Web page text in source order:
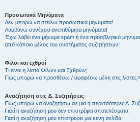
Προσωπικά Μηνύματα
Δεν μπορώ να στείλω προσωπικά μηνύματα!
Λαμβάνω συνέχεια ανεπιθύμητα μηνύματα!
Έχω λάβει ένα μήνυμα spam ή ένα προσβλητικό μήνυμα
από κάποιο μέλος του συστήματος συζητήσεων!
Φίλοι και εχθροί
Τι είναι η λίστα Φίλων και Εχθρών;
Πώς μπορώ να προσθέσω / αφαιρέσω μέλη στις λίστες
Αναζήτηση στις Δ. Συζητήσεις
Πώς μπορώ να αναζητήσω σε μια ή περισσότερες Δ.
Γιατί η αναζήτησή μου δεν επιστρέφει αποτελέσματα;
Γιατί η αναζήτηση μου επιστρέφει μια κενή σελίδα;